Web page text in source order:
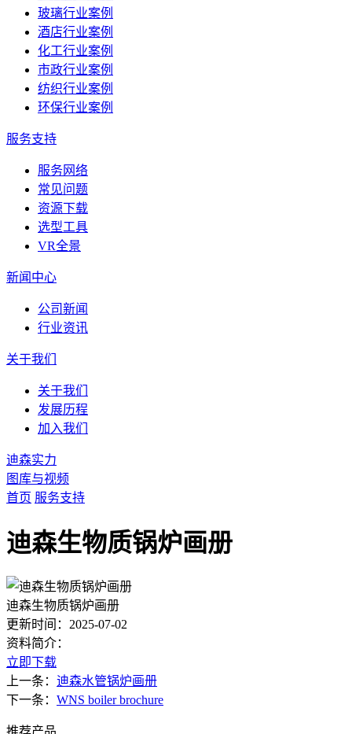
玻璃行业案例
酒店行业案例
化工行业案例
市政行业案例
纺织行业案例
环保行业案例
服务支持
服务网络
常见问题
资源下载
选型工具
VR全景
新闻中心
公司新闻
行业资讯
关于我们
关于我们
发展历程
加入我们
迪森实力
图库与视频
首页 服务支持
迪森生物质锅炉画册
迪森生物质锅炉画册
更新时间：2025-07-02
资料简介：
立即下载
上一条： 迪森水管锅炉画册
下一条： WNS boiler brochure
推荐产品